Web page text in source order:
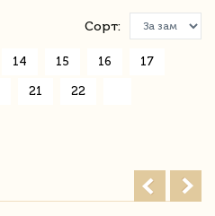
Сорт:
14 15 16 17
21 22